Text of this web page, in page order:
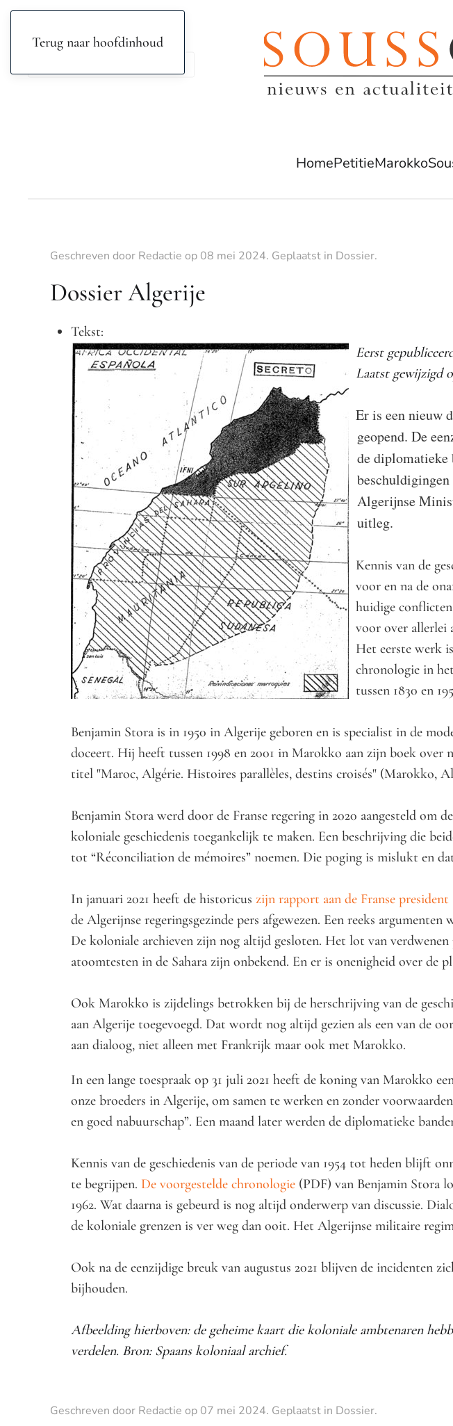
Terug naar hoofdinhoud
HomePetitieMarokko
Geschreven door Redactie op 08 mei 2024. Geplaatst in Dossier.
Dossier Algerije
Tekst:
Eerst
Laatst gewijzigd
Er is een nieuw
geopend. De
de diplomatieke
beschuldigingen
Algerijnse
uitleg.
Kennis van de
voor en na de
huidige
voor over allerlei
Het eerste werk
chronologie in
tussen 1830 en
Benjamin Stora is in 1950 in Algerije geboren en is specialist in de
doceert. Hij heeft tussen 1998 en 2001 in Marokko aan zijn boek
titel "Maroc, Algérie. Histoires parallèles, destins croisés" (Marokko,
Benjamin Stora werd door de Franse regering in 2020 aangesteld om
koloniale geschiedenis toegankelijk te maken. Een beschrijving die
tot “Réconciliation de mémoires” noemen. Die poging is mislukt en
In januari 2021 heeft de historicus zijn rapport aan de Franse president
de Algerijnse regeringsgezinde pers afgewezen. Een reeks
De koloniale archieven zijn nog altijd gesloten. Het lot van
atoomtesten in de Sahara zijn onbekend. En er is onenigheid over de
Ook Marokko is zijdelings betrokken bij de herschrijving van de
aan Algerije toegevoegd. Dat wordt nog altijd gezien als een van de
aan dialoog, niet alleen met Frankrijk maar ook met Marokko.
In een lange toespraak op 31 juli 2021 heeft de koning van Marokko
onze broeders in Algerije, om samen te werken en zonder
en goed nabuurschap”. Een maand later werden de diplomatieke
Kennis van de geschiedenis van de periode van 1954 tot heden blijft
te begrijpen. De voorgestelde chronologie (PDF) van Benjamin Stora
1962. Wat daarna is gebeurd is nog altijd onderwerp van discussie.
de koloniale grenzen is ver weg dan ooit. Het Algerijnse militaire
Ook na de eenzijdige breuk van augustus 2021 blijven de incidenten
bijhouden.
Afbeelding hierboven: de geheime kaart die koloniale ambtenaren
verdelen. Bron: Spaans koloniaal archief.
Geschreven door Redactie op 07 mei 2024. Geplaatst in Dossier.